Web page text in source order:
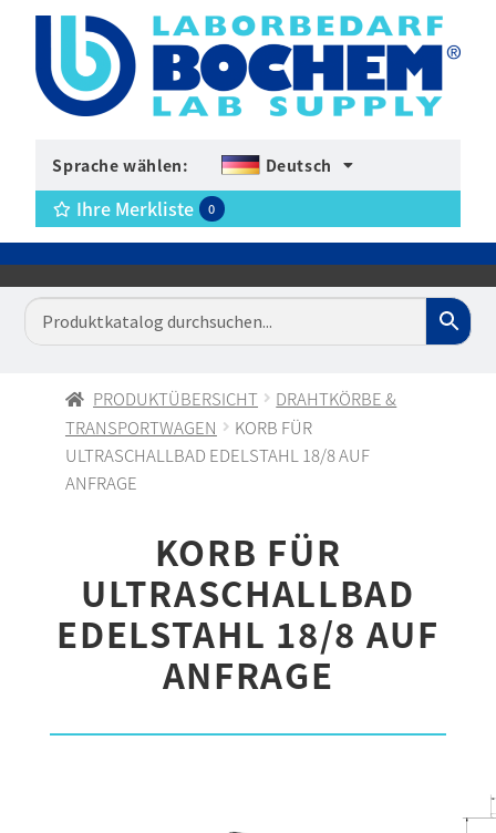
Sprache wählen: Deutsch
Ihre Merkliste 0
PRODUKTÜBERSICHT
DRAHTKÖRBE &
TRANSPORTWAGEN
KORB FÜR
ULTRASCHALLBAD EDELSTAHL 18/8 AUF
ANFRAGE
KORB FÜR
ULTRASCHALLBAD
EDELSTAHL 18/8 AUF
ANFRAGE